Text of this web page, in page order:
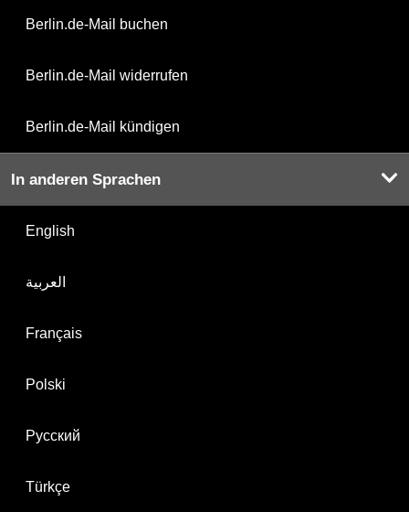
Berlin.de-Mail buchen
Berlin.de-Mail widerrufen
Berlin.de-Mail kündigen
In anderen Sprachen
English
العربية
Français
Polski
Русский
Türkçe